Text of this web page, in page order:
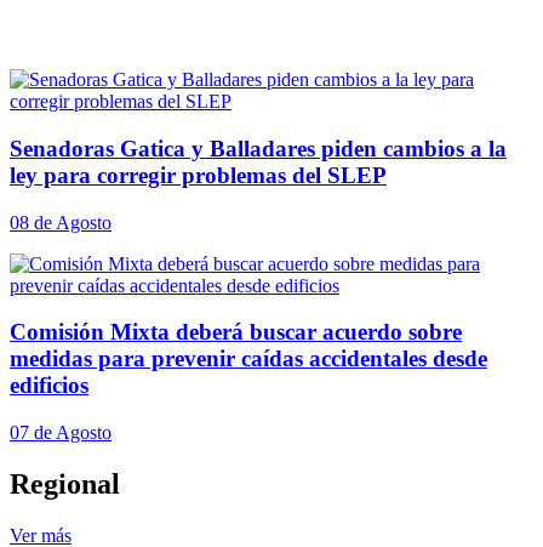
Senadoras Gatica y Balladares piden cambios a la
ley para corregir problemas del SLEP
08 de Agosto
Comisión Mixta deberá buscar acuerdo sobre
medidas para prevenir caídas accidentales desde
edificios
07 de Agosto
Regional
Ver más